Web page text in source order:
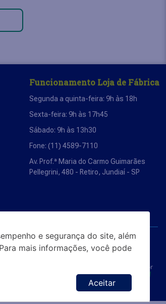
Funcionamento Loja de Fábrica
Segunda a quinta-feira: 9h às 18h
Sexta-feira: 9h às 17h45
Sábado: 9h às 13h30
Fone: (11) 4589-7110
Av. Prof.ª Maria do Carmo Guimarães
Pellegrini, 480 - Retiro, Jundiaí - SP
Segurança
e segurança do site, além
mais informações, você pode